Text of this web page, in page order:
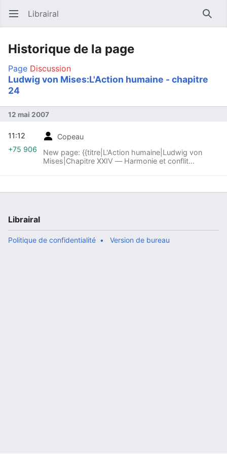
Ouvrir le menu principal Librairal
Historique de la page
Page Discussion
Ludwig von Mises:L'Action humaine - chapitre
24
12 mai 2007
Copeau
New page: {{titre|L'Action humaine|Ludwig von
Mises|Chapitre XXIV — Harmonie et conflit
11:12
+75 906
Librairal
Politique de confidentialité Version de bureau